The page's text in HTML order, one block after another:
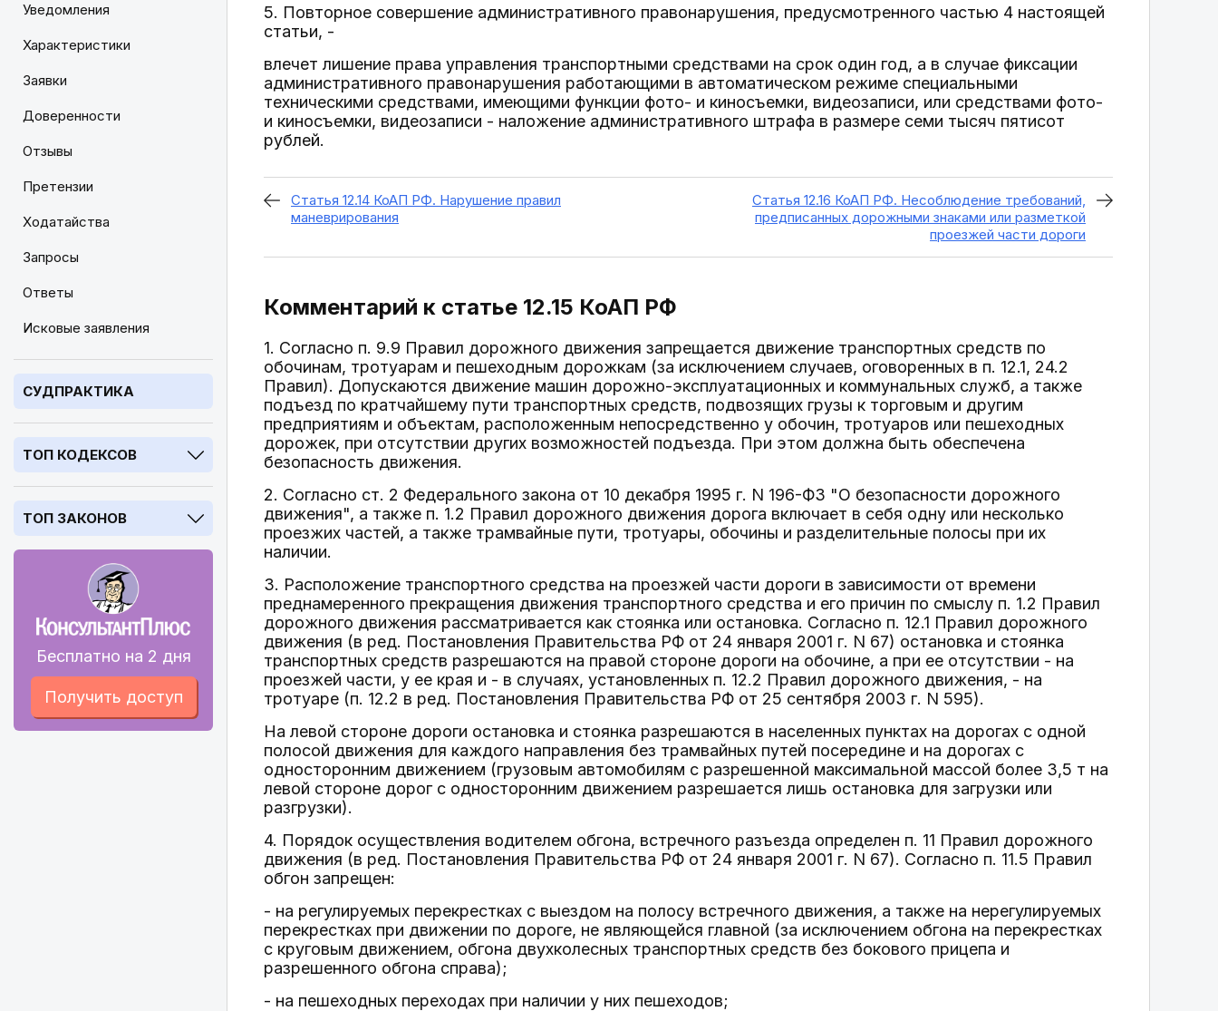
Уведомления
Характеристики
Заявки
Доверенности
Отзывы
Претензии
Ходатайства
Запросы
Ответы
Исковые заявления
СУДПРАКТИКА
ТОП КОДЕКСОВ
ТОП ЗАКОНОВ
Бесплатно на 2 дня
Получить доступ
5. Повторное совершение административного правонарушения, предусмотренного частью 4 настоящей
статьи, -
влечет лишение права управления транспортными средствами на срок один год, а в случае фиксации
административного правонарушения работающими в автоматическом режиме специальными
техническими средствами, имеющими функции фото- и киносъемки, видеозаписи, или средствами фото-
и киносъемки, видеозаписи - наложение административного штрафа в размере семи тысяч пятисот
рублей.
Статья 12.14 КоАП РФ. Нарушение правил
маневрирования
Статья 12.16 КоАП РФ. Несоблюдение требований,
предписанных дорожными знаками или разметкой
проезжей части дороги
Комментарий к статье 12.15 КоАП РФ
1. Согласно п. 9.9 Правил дорожного движения запрещается движение транспортных средств по
обочинам, тротуарам и пешеходным дорожкам (за исключением случаев, оговоренных в п. 12.1, 24.2
Правил). Допускаются движение машин дорожно-эксплуатационных и коммунальных служб, а также
подъезд по кратчайшему пути транспортных средств, подвозящих грузы к торговым и другим
предприятиям и объектам, расположенным непосредственно у обочин, тротуаров или пешеходных
дорожек, при отсутствии других возможностей подъезда. При этом должна быть обеспечена
безопасность движения.
2. Согласно ст. 2 Федерального закона от 10 декабря 1995 г. N 196-ФЗ "О безопасности дорожного
движения", а также п. 1.2 Правил дорожного движения дорога включает в себя одну или несколько
проезжих частей, а также трамвайные пути, тротуары, обочины и разделительные полосы при их
наличии.
3. Расположение транспортного средства на проезжей части дороги в зависимости от времени
преднамеренного прекращения движения транспортного средства и его причин по смыслу п. 1.2 Правил
дорожного движения рассматривается как стоянка или остановка. Согласно п. 12.1 Правил дорожного
движения (в ред. Постановления Правительства РФ от 24 января 2001 г. N 67) остановка и стоянка
транспортных средств разрешаются на правой стороне дороги на обочине, а при ее отсутствии - на
проезжей части, у ее края и - в случаях, установленных п. 12.2 Правил дорожного движения, - на
тротуаре (п. 12.2 в ред. Постановления Правительства РФ от 25 сентября 2003 г. N 595).
На левой стороне дороги остановка и стоянка разрешаются в населенных пунктах на дорогах с одной
полосой движения для каждого направления без трамвайных путей посередине и на дорогах с
односторонним движением (грузовым автомобилям с разрешенной максимальной массой более 3,5 т на
левой стороне дорог с односторонним движением разрешается лишь остановка для загрузки или
разгрузки).
4. Порядок осуществления водителем обгона, встречного разъезда определен п. 11 Правил дорожного
движения (в ред. Постановления Правительства РФ от 24 января 2001 г. N 67). Согласно п. 11.5 Правил
обгон запрещен:
- на регулируемых перекрестках с выездом на полосу встречного движения, а также на нерегулируемых
перекрестках при движении по дороге, не являющейся главной (за исключением обгона на перекрестках
с круговым движением, обгона двухколесных транспортных средств без бокового прицепа и
разрешенного обгона справа);
- на пешеходных переходах при наличии у них пешеходов;